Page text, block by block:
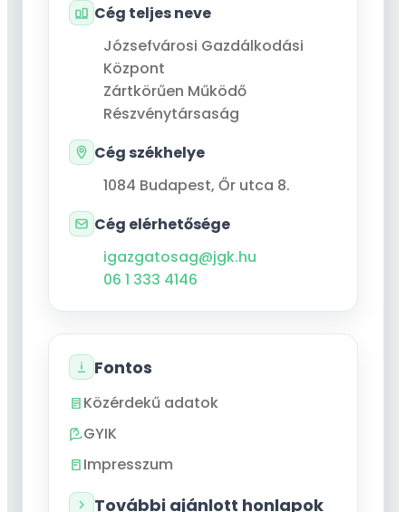
Cég teljes neve
Józsefvárosi Gazdálkodási
Központ
Zártkörűen Működő
Részvénytársaság
Cég székhelye
1084 Budapest, Őr utca 8.
Cég elérhetősége
igazgatosag@jgk.hu
06 1 333 4146
Fontos
Közérdekű adatok
GYIK
Impresszum
További ajánlott honlapok